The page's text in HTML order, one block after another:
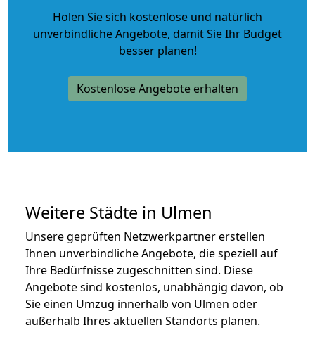
Holen Sie sich kostenlose und natürlich
unverbindliche Angebote, damit Sie Ihr Budget
besser planen!
Kostenlose Angebote erhalten
Weitere Städte in Ulmen
Unsere geprüften Netzwerkpartner erstellen
Ihnen unverbindliche Angebote, die speziell auf
Ihre Bedürfnisse zugeschnitten sind. Diese
Angebote sind kostenlos, unabhängig davon, ob
Sie einen Umzug innerhalb von Ulmen oder
außerhalb Ihres aktuellen Standorts planen.